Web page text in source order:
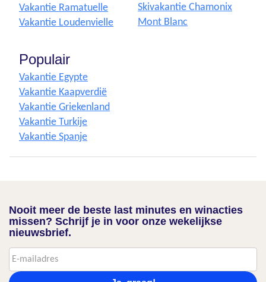
Vakantie Ramatuelle
Vakantie Loudenvielle
Skivakantie Chamonix
Mont Blanc
Populair
Vakantie Egypte
Vakantie Kaapverdië
Vakantie Griekenland
Vakantie Turkije
Vakantie Spanje
Nooit meer de beste last minutes en winacties
missen? Schrijf je in voor onze wekelijkse
nieuwsbrief.